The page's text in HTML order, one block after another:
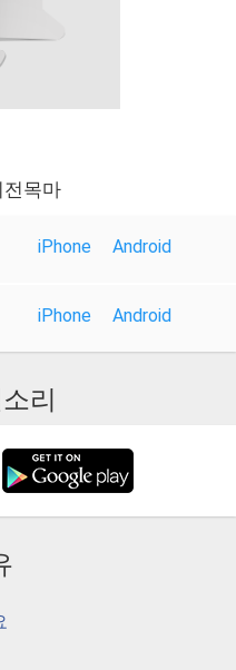
전목마
iPhone Android
iPhone Android
리